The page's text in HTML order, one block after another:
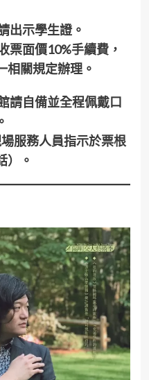
出示學生證。
面價10%手續費，
相關規定辦理。
請自備並全程佩戴口
服務人員指示於票根
）。